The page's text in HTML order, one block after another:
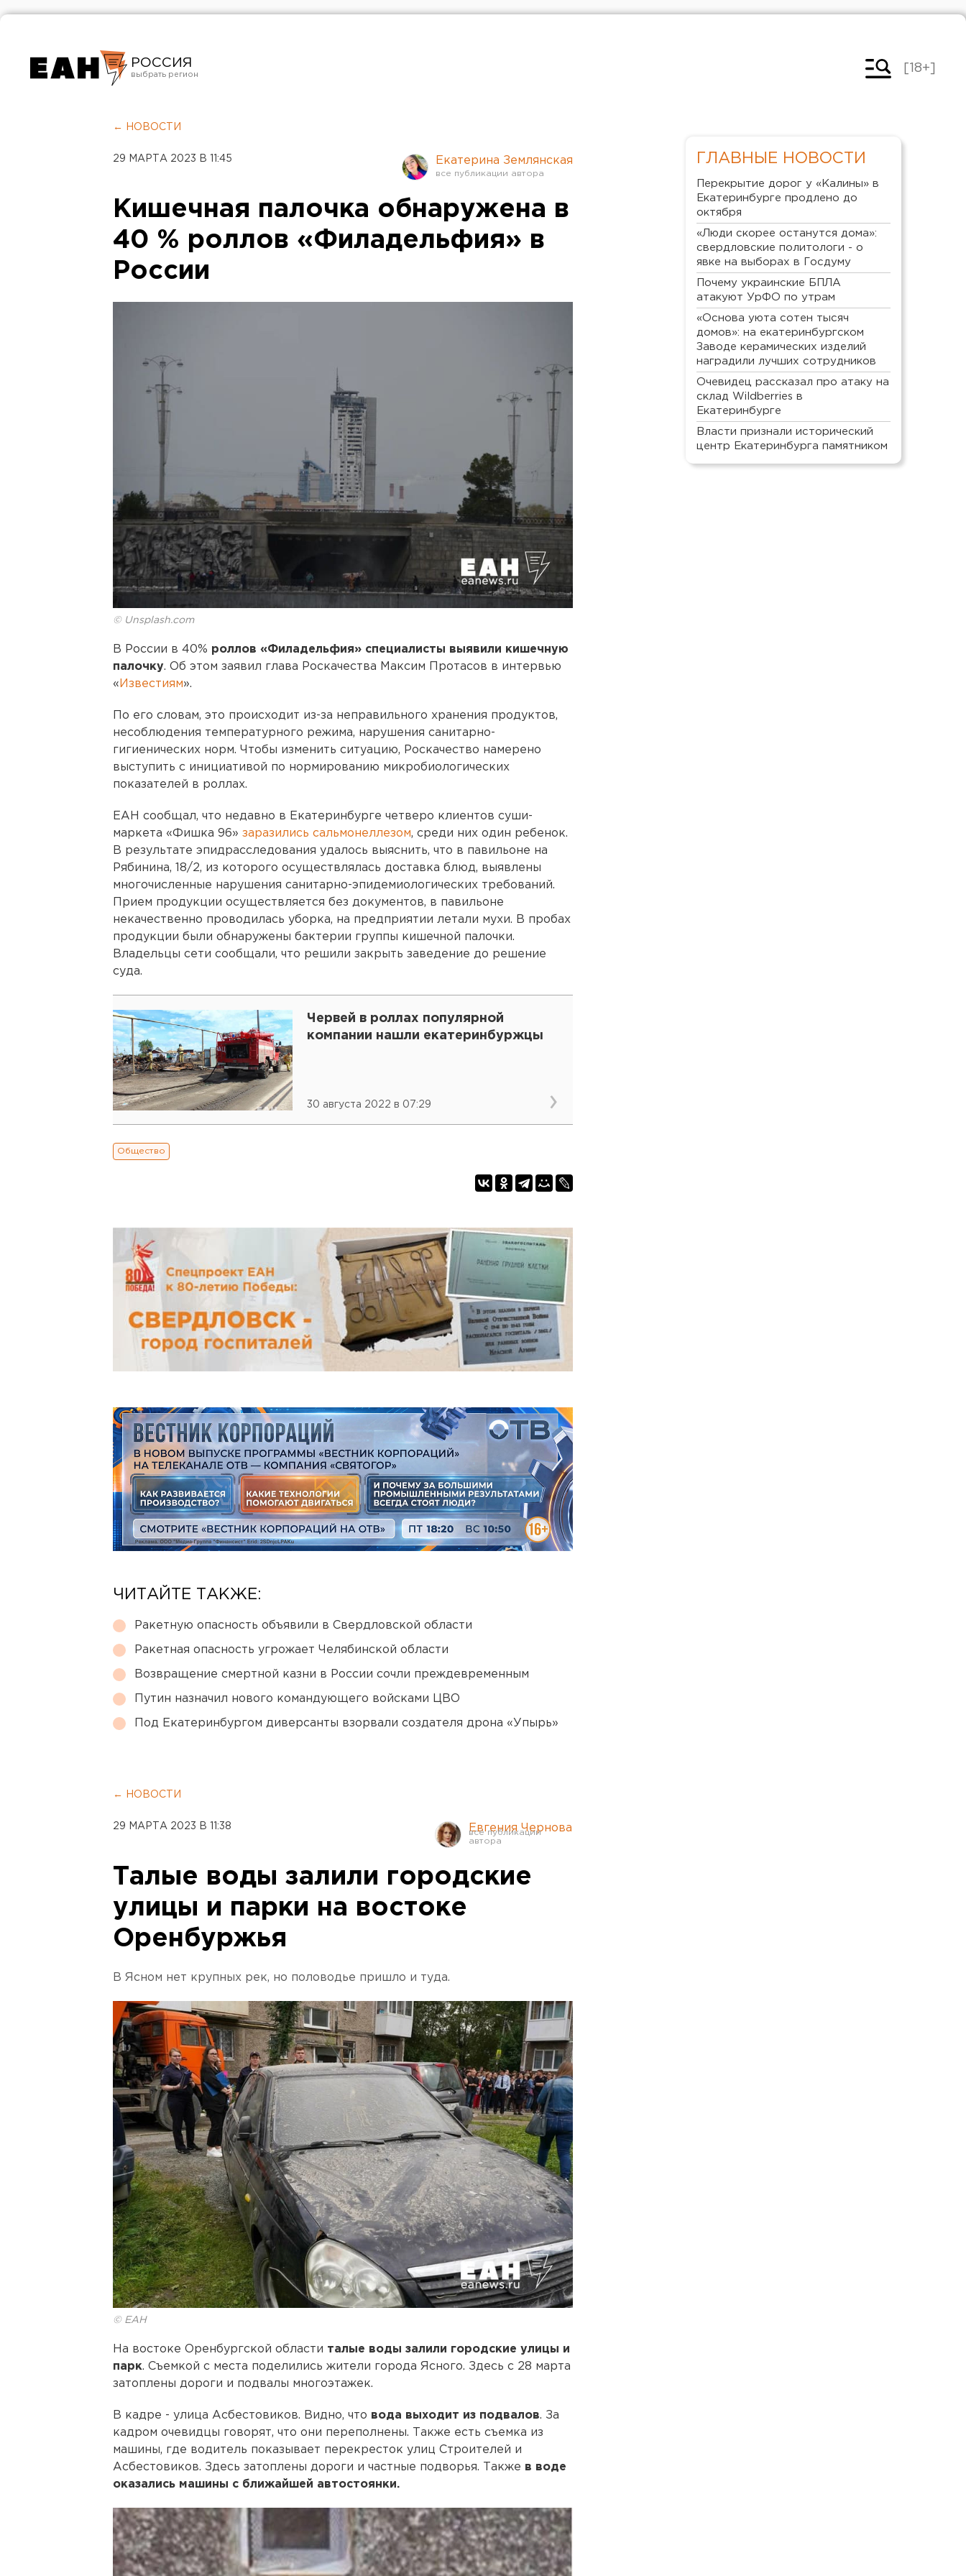
РОССИЯ
Челябинск
[18+]
← НОВОСТИ
29 МАРТА 2023 В 11:45 Екатерина Землянская
Кишечная палочка обнаружена в
40 % роллов «Филадельфия» в
России
© Unsplash.com
В России в 40% роллов «Филадельфия» специалисты выявили кишечную
палочку. Об этом заявил глава Роскачества Максим Протасов в интервью
« Известиям».
По его словам, это происходит из-за неправильного хранения продуктов,
несоблюдения температурного режима, нарушения санитарно-
гигиенических норм. Чтобы изменить ситуацию, Роскачество намерено
выступить с инициативой по нормированию микробиологических
показателей в роллах.
ЕАН сообщал, что недавно в Екатеринбурге четверо клиентов суши-
маркета «Фишка 96» заразились сальмонеллезом, среди них один ребенок.
В результате эпидрасследования удалось выяснить, что в павильоне на
Рябинина, 18/2, из которого осуществлялась доставка блюд, выявлены
многочисленные нарушения санитарно-эпидемиологических требований.
Прием продукции осуществляется без документов, в павильоне
некачественно проводилась уборка, на предприятии летали мухи. В пробах
продукции были обнаружены бактерии группы кишечной палочки.
Владельцы сети сообщали, что решили закрыть заведение до решение
суда.
Червей в роллах популярной
компании нашли екатеринбуржцы
30 августа 2022 в 07:29
Общество
ЧИТАЙТЕ ТАКЖЕ:
Ракетную опасность объявили в Свердловской области
Ракетная опасность угрожает Челябинской области
Возвращение смертной казни в России сочли преждевременным
Путин назначил нового командующего войсками ЦВО
Под Екатеринбургом диверсанты взорвали создателя дрона «Упырь»
← НОВОСТИ
29 МАРТА 2023 В 11:38 Евгения Чернова
Талые воды залили городские
улицы и парки на востоке
Оренбуржья
В Ясном нет крупных рек, но половодье пришло и туда.
© ЕАН
На востоке Оренбургской области талые воды залили городские улицы и
парк. Съемкой с места поделились жители города Ясного. Здесь с 28 марта
затоплены дороги и подвалы многоэтажек.
В кадре - улица Асбестовиков. Видно, что вода выходит из подвалов. За
кадром очевидцы говорят, что они переполнены. Также есть съемка из
машины, где водитель показывает перекресток улиц Строителей и
Асбестовиков. Здесь затоплены дороги и частные подворья. Также в воде
оказались машины с ближайшей автостоянки.
ГЛАВНЫЕ НОВОСТИ
Перекрытие дорог у «Калины» в
Екатеринбурге продлено до
октября
«Люди скорее останутся дома»:
свердловские политологи - о
явке на выборах в Госдуму
Почему украинские БПЛА
атакуют УрФО по утрам
«Основа уюта сотен тысяч
домов»: на екатеринбургском
Заводе керамических изделий
наградили лучших сотрудников
Очевидец рассказал про атаку на
склад Wildberries в
Екатеринбурге
Власти признали исторический
центр Екатеринбурга памятником